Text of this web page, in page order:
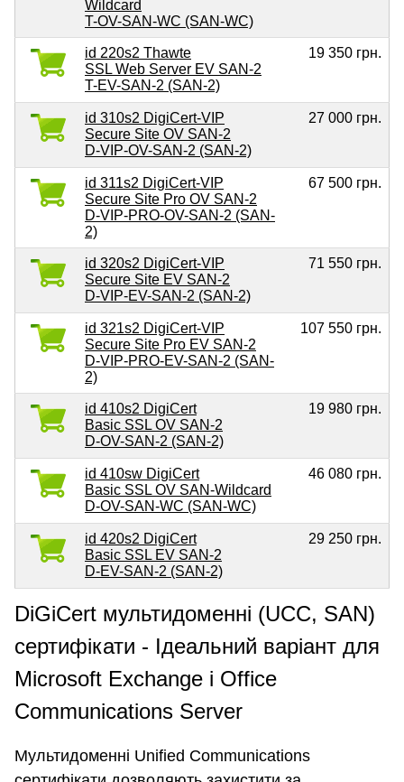
Wildcard
T-OV-SAN-WC (SAN-WC)
id 220s2 Thawte
SSL Web Server EV SAN-2
T-EV-SAN-2 (SAN-2)
19 350 грн.
id 310s2 DigiCert-VIP
Secure Site OV SAN-2
D-VIP-OV-SAN-2 (SAN-2)
27 000 грн.
id 311s2 DigiCert-VIP
Secure Site Pro OV SAN-2
D-VIP-PRO-OV-SAN-2 (SAN-
2)
67 500 грн.
id 320s2 DigiCert-VIP
Secure Site EV SAN-2
D-VIP-EV-SAN-2 (SAN-2)
71 550 грн.
id 321s2 DigiCert-VIP
Secure Site Pro EV SAN-2
D-VIP-PRO-EV-SAN-2 (SAN-
2)
107 550 грн.
id 410s2 DigiCert
Basic SSL OV SAN-2
D-OV-SAN-2 (SAN-2)
19 980 грн.
id 410sw DigiCert
Basic SSL OV SAN-Wildcard
D-OV-SAN-WC (SAN-WC)
46 080 грн.
id 420s2 DigiCert
Basic SSL EV SAN-2
D-EV-SAN-2 (SAN-2)
29 250 грн.
DiGiCert мультидоменні (UCC, SAN)
сертифікати - Ідеальний варіант для
Microsoft Exchange і Office
Communications Server
Мультидоменні Unified Communications